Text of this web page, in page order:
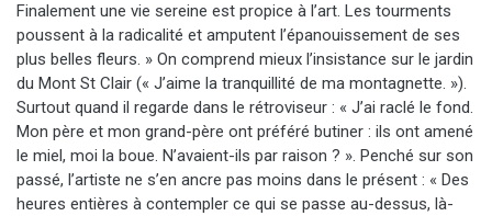
Finalement une vie sereine est propice à l’art. Les tourments
poussent à la radicalité et amputent l’épanouissement de ses
plus belles fleurs. » On comprend mieux l’insistance sur le jardin
du Mont St Clair (« J’aime la tranquillité de ma montagnette. »).
Surtout quand il regarde dans le rétroviseur : « J’ai raclé le fond.
Mon père et mon grand-père ont préféré butiner : ils ont amené
le miel, moi la boue. N’avaient-ils par raison ? ». Penché sur son
passé, l’artiste ne s’en ancre pas moins dans le présent : « Des
heures entières à contempler ce qui se passe au-dessus, là-